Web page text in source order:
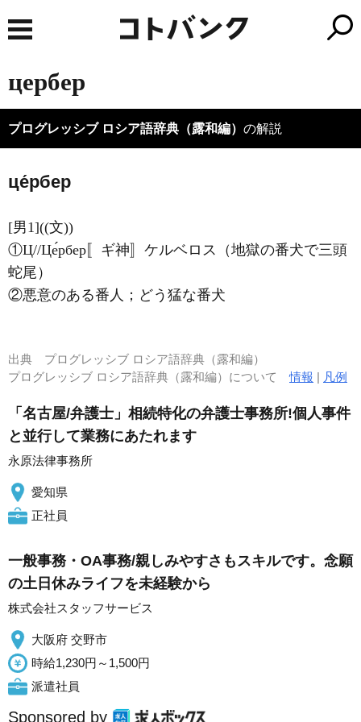
цербер
プログレッシブ ロシア語辞典（露和編） の解説
це́рбер
[男1]((文))
①Ц//Це́рбер〚ギ神〛ケルベロス（地獄の番犬で三頭
蛇尾）
②悪意のある番人；どう猛な番犬
出典 プログレッシブ ロシア語辞典（露和編）
プログレッシブ ロシア語辞典（露和編）について情報 | 凡例
「名古屋/弁護士」相続特化の弁護士事務所!個人事件
と並行して業務にあたれます
永原法律事務所
愛知県
正社員
一般事務・OA事務/親しみやすさもスキルです。念願
の土日休みライフを未経験から
株式会社スタッフサービス
大阪府 交野市
時給1,230円～1,500円
派遣社員
Sponsored by